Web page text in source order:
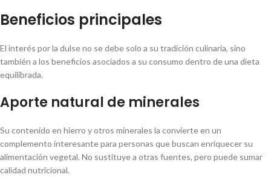
Beneficios principales
El interés por la dulse no se debe solo a su tradición culinaria, sino
también a los beneficios asociados a su consumo dentro de una dieta
equilibrada.
Aporte natural de minerales
Su contenido en hierro y otros minerales la convierte en un
complemento interesante para personas que buscan enriquecer su
alimentación vegetal. No sustituye a otras fuentes, pero puede sumar
calidad nutricional.